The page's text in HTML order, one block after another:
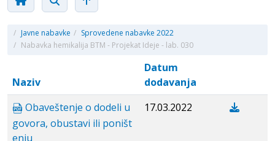
/ Javne nabavke / Sprovedene nabavke 2022
/ Nabavka hemikalija BTM - Projekat Ideje - lab. 030
Naziv
Datum
dodavanja
Obaveštenje o dodeli u
govora, obustavi ili poništ
enju
17.03.2022